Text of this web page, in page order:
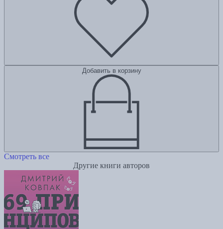
Добавить в корзину
Смотреть все
Другие книги авторов